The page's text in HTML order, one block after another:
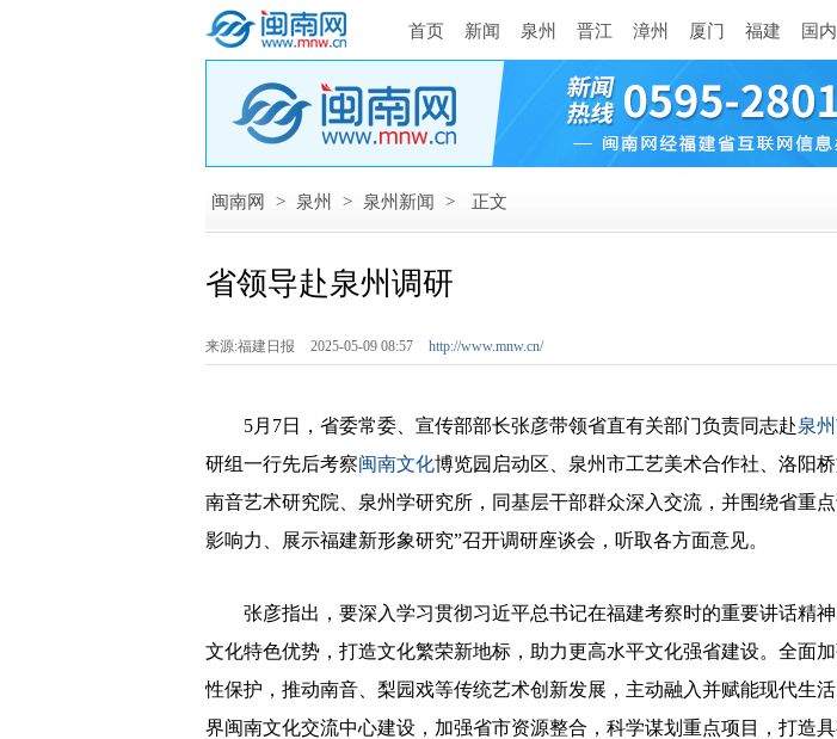
首页 新闻 泉州 晋江 漳州 厦门 福建 国内
闽南网 > 泉州 > 泉州新闻 > 正文
省领导赴泉州调研
来源:福建日报 2025-05-09 08:57 http://www.mnw.cn/
5月7日，省委常委、宣传部部长张彦带领省直有关部门负责同志赴泉
研组一行先后考察闽南文化博览园启动区、泉州市工艺美术合作社、洛阳
南音艺术研究院、泉州学研究所，同基层干部群众深入交流，并围绕省重
影响力、展示福建新形象研究”召开调研座谈会，听取各方面意见。
张彦指出，要深入学习贯彻习近平总书记在福建考察时的重要讲话精神
文化特色优势，打造文化繁荣新地标，助力更高水平文化强省建设。全面
性保护，推动南音、梨园戏等传统艺术创新发展，主动融入并赋能现代生
界闽南文化交流中心建设，加强省市资源整合，科学谋划重点项目，打造